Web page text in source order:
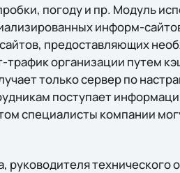
погоду и пр. Модуль
информ-
предоставляющих
организации путем
только сервер по
поступает
специалисты компании
руководителя технического